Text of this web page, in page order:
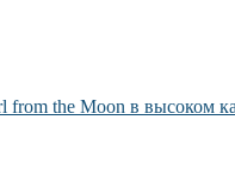
from the Moon в высоком